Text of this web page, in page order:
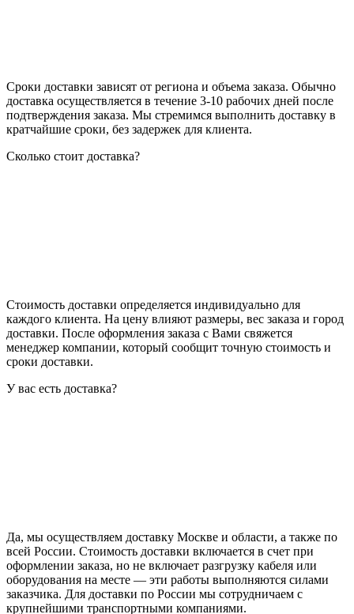
Сроки доставки зависят от региона и объема заказа. Обычно
доставка осуществляется в течение 3-10 рабочих дней после
подтверждения заказа. Мы стремимся выполнить доставку в
кратчайшие сроки, без задержек для клиента.
Сколько стоит доставка?
Стоимость доставки определяется индивидуально для
каждого клиента. На цену влияют размеры, вес заказа и город
доставки. После оформления заказа с Вами свяжется
менеджер компании, который сообщит точную стоимость и
сроки доставки.
У вас есть доставка?
Да, мы осуществляем доставку Москве и области, а также по
всей России. Стоимость доставки включается в счет при
оформлении заказа, но не включает разгрузку кабеля или
оборудования на месте — эти работы выполняются силами
заказчика. Для доставки по России мы сотрудничаем с
крупнейшими транспортными компаниями.